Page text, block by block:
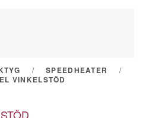
SPEEDHEATER
VINKELSTÖD